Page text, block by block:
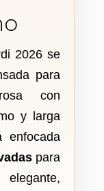
2026 se
para
con
y larga
enfocada
para